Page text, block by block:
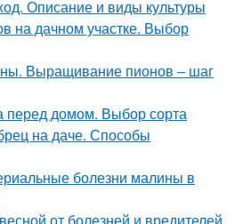
Описание и виды культуры
на дачном участке. Выбор
Выращивание пионов – шаг
перед домом. Выбор сорта
на даче. Способы
болезни малины в